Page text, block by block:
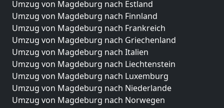
Umzug von Magdeburg nach Estland
Umzug von Magdeburg nach Finnland
Umzug von Magdeburg nach Frankreich
Umzug von Magdeburg nach Griechenland
Umzug von Magdeburg nach Italien
Umzug von Magdeburg nach Liechtenstein
Umzug von Magdeburg nach Luxemburg
Umzug von Magdeburg nach Niederlande
Umzug von Magdeburg nach Norwegen